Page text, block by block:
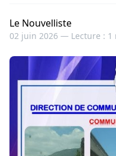
Le Nouvelliste
02 juin 2026 — Lecture : 1